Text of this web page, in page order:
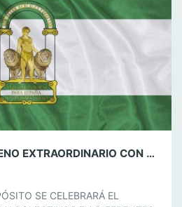
EL DOMINGO 28, PLENO EXTRAORDINARIO CON MOTIVO DEL DÍA DE ANDALUCÍA
SE CELEBRARÁ EL